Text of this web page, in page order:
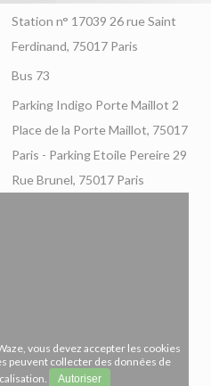
Station n° 17039 26 rue Saint
Ferdinand, 75017 Paris
Bus 73
Parking Indigo Porte Maillot 2
Place de la Porte Maillot, 75017
Paris - Parking Etoile Pereire 29
Rue Brunel, 75017 Paris
vous devez accepter les cookies
peuvent collecter des données de
Autoriser